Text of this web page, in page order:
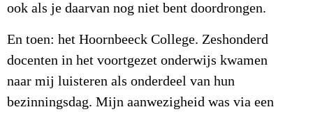
ook als je daarvan nog niet bent doordrongen.
En toen: het Hoornbeeck College. Zeshonderd
docenten in het voortgezet onderwijs kwamen
naar mij luisteren als onderdeel van hun
bezinningsdag. Mijn aanwezigheid was via een